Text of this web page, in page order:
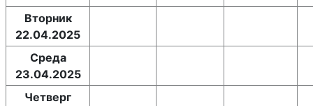
Вторник
22.04.2025
Среда
23.04.2025
Четверг